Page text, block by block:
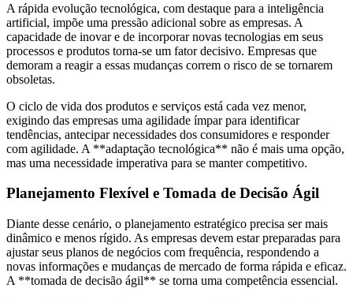
A rápida evolução tecnológica, com destaque para a inteligência
artificial, impõe uma pressão adicional sobre as empresas. A
capacidade de inovar e de incorporar novas tecnologias em seus
processos e produtos torna-se um fator decisivo. Empresas que
demoram a reagir a essas mudanças correm o risco de se tornarem
obsoletas.
O ciclo de vida dos produtos e serviços está cada vez menor,
exigindo das empresas uma agilidade ímpar para identificar
tendências, antecipar necessidades dos consumidores e responder
com agilidade. A **adaptação tecnológica** não é mais uma opção,
mas uma necessidade imperativa para se manter competitivo.
Planejamento Flexível e Tomada de Decisão Ágil
Diante desse cenário, o planejamento estratégico precisa ser mais
dinâmico e menos rígido. As empresas devem estar preparadas para
ajustar seus planos de negócios com frequência, respondendo a
novas informações e mudanças de mercado de forma rápida e eficaz.
A **tomada de decisão ágil** se torna uma competência essencial.